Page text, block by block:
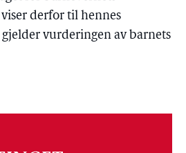
derfor til hennes
vurderingen av barnets